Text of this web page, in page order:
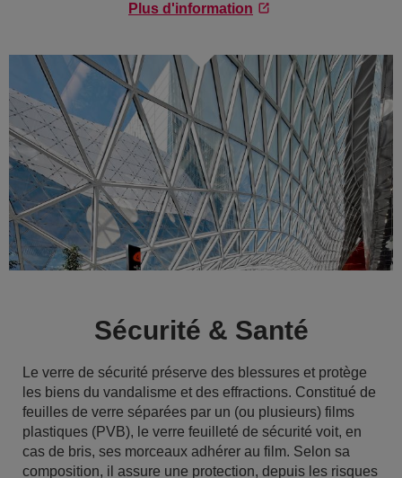
Plus d'information
Sécurité & Santé
Le verre de sécurité préserve des blessures et protège
les biens du vandalisme et des effractions. Constitué de
feuilles de verre séparées par un (ou plusieurs) films
plastiques (PVB), le verre feuilleté de sécurité voit, en
cas de bris, ses morceaux adhérer au film. Selon sa
composition, il assure une protection, depuis les risques